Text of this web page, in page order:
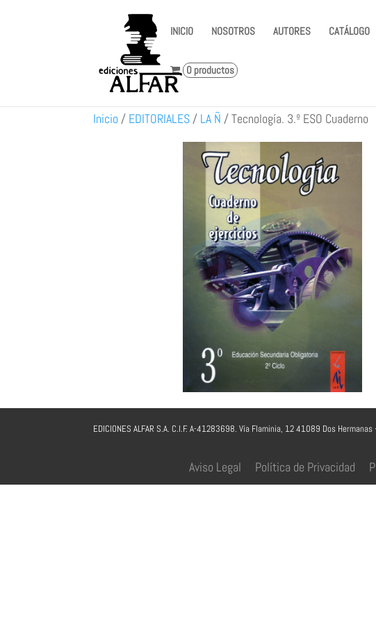
INICIO NOSOTROS AUTORES CATÁLOGO
0 productos
Inicio / EDITORIALES / LA Ñ /Tecnología. 3.º ESO Cuaderno
EDICIONES ALFAR S.A. C.I.F. A-41283698. Vía Flaminia, 12 41089 Dos
Aviso Legal Política de Privacidad